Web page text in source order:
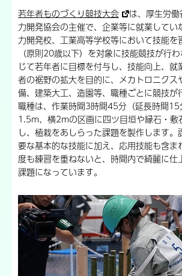
若年者ものづくり競技大会
は、厚生労
力開発協会の主催で、企業等に就業してい
力開発校、工業高等学校等において技能を
（原則20歳以下）を対象に技能競技が行
じて若年者に目標を付与し、技能向上、
者の裾野の拡大を目的に、メカトロニクス
備、建築大工、造園等、職種ごとに競技が
職種は、作業時間3時間45分（延長時間
1.5m、横2mの区画に四ツ目垣や縁石・敷
し、植栽をあしらった課題を製作します
要な基本的な技能に加え、応用技能も含ま
度も練習を重ねないと、時間内で綺麗に仕
課題になっています。